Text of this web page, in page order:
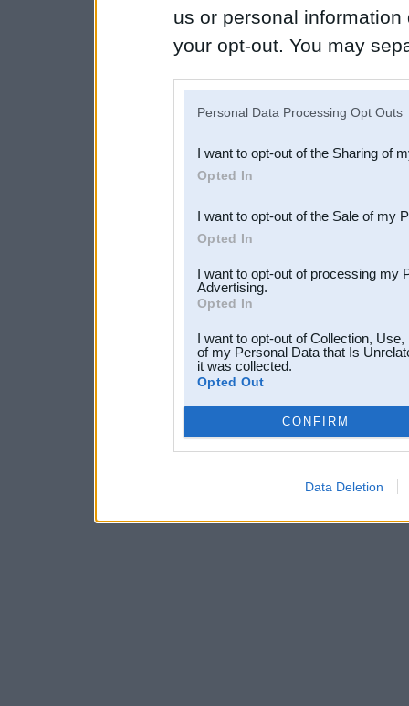
us or personal
your opt-out. You may
Downstream Participants
third parties.
Personal Data Processing Opt Outs
I want to opt-out of the Sharing of
Opted In
I want to opt-out of the Sale of my
Opted In
I want to opt-out of processing my
Advertising.
Opted In
I want to opt-out of Collection,
of my Personal Data that Is
it was collected.
Opted Out
CONFIRM
Data Deletion